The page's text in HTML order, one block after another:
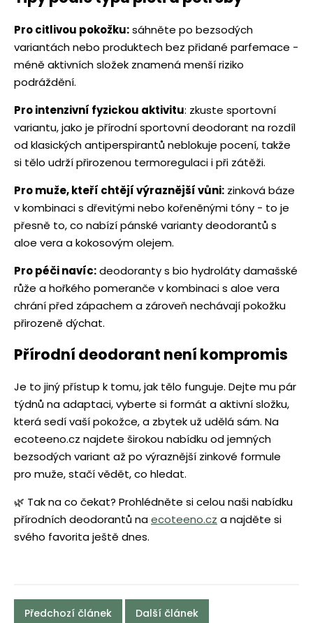
Pro citlivou pokožku:sáhněte po bezsodých
variantách nebo produktech bez přidané parfemace -
méně aktivních složek znamená menší riziko
podráždění.
Pro intenzivní fyzickou aktivitu: zkuste sportovní
variantu, jako je přírodní sportovní deodorant na rozdíl
od klasických antiperspirantů neblokuje pocení, takže
si tělo udrží přirozenou termoregulaci i při zátěži.
Pro muže, kteří chtějí výraznější vůni: zinková báze
v kombinaci s dřevitými nebo kořeněnými tóny - to je
přesně to, co nabízí pánské varianty deodorantů s
aloe vera a kokosovým olejem.
Pro péči navíc:deodoranty s bio hydroláty damašské
růže a hořkého pomeranče v kombinaci s aloe vera
chrání před zápachem a zároveň nechávají pokožku
přirozeně dýchat.
Přírodní deodorant není kompromis
Je to jiný přístup k tomu, jak tělo funguje. Dejte mu pár
týdnů na adaptaci, vyberte si formát a aktivní složku,
která sedí vaší pokožce, a zbytek už udělá sám. Na
ecoteeno.cz najdete širokou nabídku od jemných
bezsodých variant až po výraznější zinkové formule
pro muže, stačí vědět, co hledat.
🌿 Tak na co čekat? Prohlédněte si celou naši nabídku
přírodních deodorantů naecoteeno.cz a najděte si
svého favorita ještě dnes.
Předchozí článek Další článek